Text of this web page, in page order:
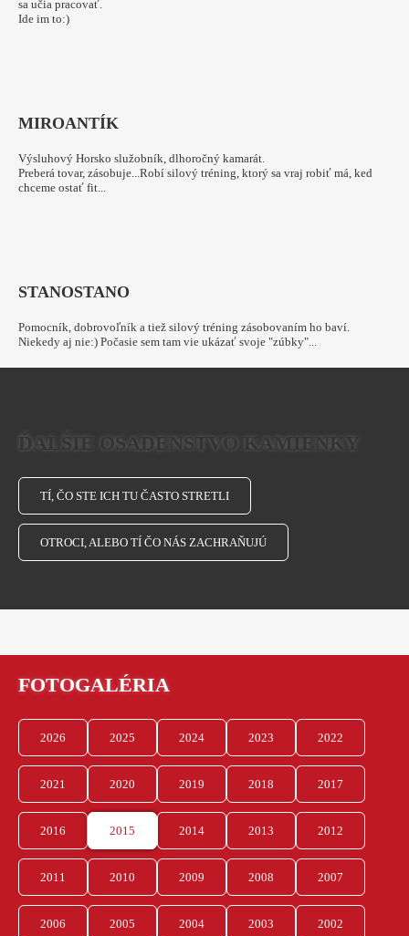
sa učia pracovať.
Ide im to:)
MIROANTÍK
Výsluhový Horsko služobník, dlhoročný kamarát.
Preberá tovar, zásobuje...Robí silový tréning, ktorý sa vraj robiť má, ked
chceme ostať fit...
STANOSTANO
Pomocník, dobrovoľník a tiež silový tréning zásobovaním ho baví.
Niekedy aj nie:) Počasie sem tam vie ukázať svoje "zúbky"...
ĎALŠIE OSADENSTVO KAMIENKY
TÍ, ČO STE ICH TU ČASTO STRETLI
OTROCI, ALEBO TÍ ČO NÁS ZACHRAŇUJÚ
FOTOGALÉRIA
2026 2025 2024 2023 2022
2021 2020 2019 2018 2017
2016 2015 2014 2013 2012
2011 2010 2009 2008 2007
2006 2005 2004 2003 2002